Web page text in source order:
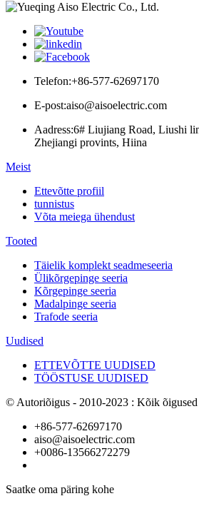
Telefon:+86-577-62697170
E-post:aiso@aisoelectric.com
Aadress:6# Liujiang Road, Liushi
Zhejiangi provints, Hiina
Meist
Ettevõtte profiil
tunnistus
Võta meiega ühendust
Tooted
Täielik komplekt seadmeseeria
Ülikõrgepinge seeria
Kõrgepinge seeria
Madalpinge seeria
Trafode seeria
Uudised
ETTEVÕTTE UUDISED
TÖÖSTUSE UUDISED
© Autoriõigus - 2010-2023 : Kõik õigused
+86-577-62697170
aiso@aisoelectric.com
+0086-13566272279
Saatke oma päring kohe